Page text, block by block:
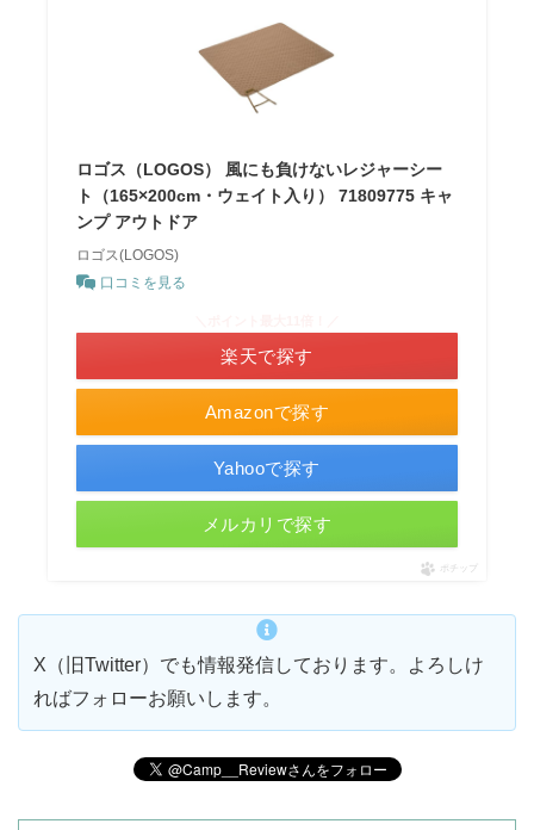
ロゴス（LOGOS） 風にも負けないレジャーシー
ト（165×200cm・ウェイト入り） 71809775 キャ
ンプ アウトドア
ロゴス(LOGOS)
口コミを見る
Amazonで探す
楽天で探す
Yahooで探す
メルカリで探す
ポチップ
X（旧Twitter）でも情報発信しております。よろしけ
ればフォローお願いします。